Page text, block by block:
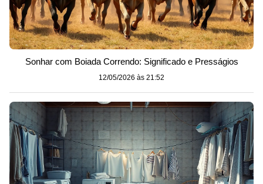
Sonhar com Boiada Correndo: Significado e Presságios
12/05/2026 às 21:52